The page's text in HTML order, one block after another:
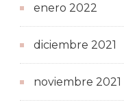
enero 2022
diciembre 2021
noviembre 2021